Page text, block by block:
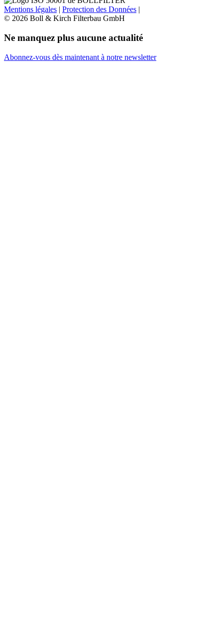
Mentions légales | Protection des Données |
© 2026 Boll & Kirch Filterbau GmbH
Ne manquez plus aucune actualité
Abonnez-vous dès maintenant à notre newsletter